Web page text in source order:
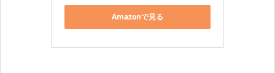
Amazonで見る